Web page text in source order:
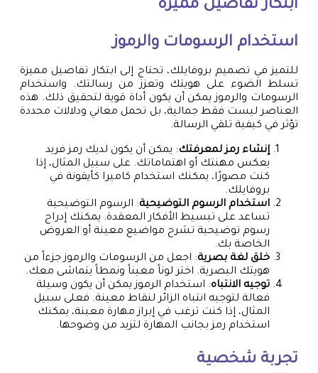
ابتكار تفاصيل مميزة
استخدام الرسومات والرموز
للتميز في تصميم بروفايلك، تحتاج إلى ابتكار تفاصيل مميزة
تسلط الضوء على هويتك وتعزز من رسالتك. واستخدام
الرسومات والرموز يمكن أن يكون أداة قوية لتحقيق ذلك. هذه
العناصر ليست فقط جمالية، بل تحمل معاني ودلالات محددة
تؤثر في كيفية تلقي الرسالة.
إنشاء رمز لمعرفتك: يمكن أن يكون لديك رمز فريد
يعكس مهنتك أو اهتماماتك. على سبيل المثال، إذا
كنت مصورًا، يمكنك استخدام كاميرا كأيقونة في
بروفايلك.
استخدام الرسوم التوضيحية: الرسوم التوضيحية
تساعد على تبسيط الأفكار المعقدة. يمكنك إدراج
رسوم توضيحية تشرح مواضيع معينة أو العروض
الخاصة بك.
خلق لغة بصرية: اجعل من الرسومات والرموز جزءاً من
هويتك البصرية. اختر لوناً معيناً ونمطاً يتماشى معك.
توجيه الانتباه: استخدام الرموز يمكن أن يكون وسيلة
فعالة لتوجيه انتباه الزائر لنقاط معينة. فعلى سبيل
المثال، إذا كنت ترغب في إبراز مهارة معينة، يمكنك
استخدام رمز بجانب المهارة لتزيد من وضوحها.
تجربة شخصية